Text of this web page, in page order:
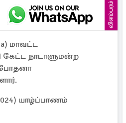
விளம்பரம்
மாவட்ட
கேட்ட நாடாளுமன்ற
போதனா
யாழ்ப்பாணம்